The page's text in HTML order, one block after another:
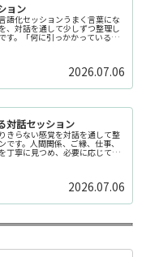
ョン
語化セッションうまく言葉にな
、対話を通して少しずつ整理し
す。「何に引っかかっているの
2026.07.06
対話セッション
きらない感覚を対話を通して整
す。人間関係、ご縁、仕事、
丁寧に見つめ、必要に応じてカ
2026.07.06